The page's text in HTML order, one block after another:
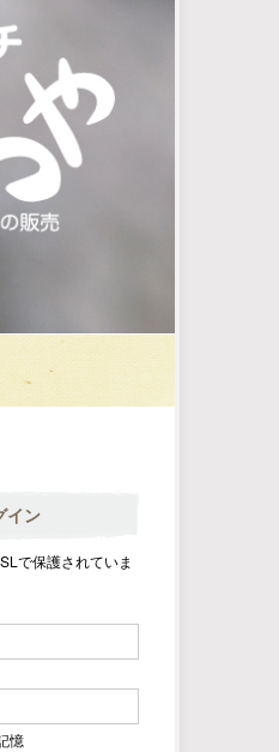
イン
で保護されていま
憶